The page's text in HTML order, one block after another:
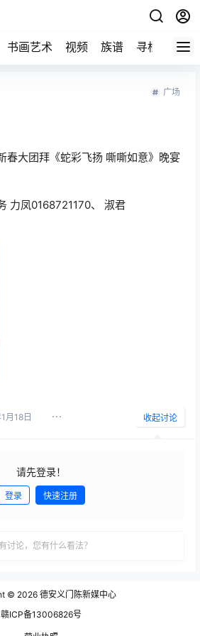
书画艺术 视频 族谱 寻根
广场
春大团拜《蛇彩飞扬 嘶嘶如意》晚宴
力凤0168721170、 淑君
月18日 收起讨论
请先登录！
登录 快速注册
讨论，您有什么看法？
© 2026 德安义门陈新媒中心
赣ICP备13006826号